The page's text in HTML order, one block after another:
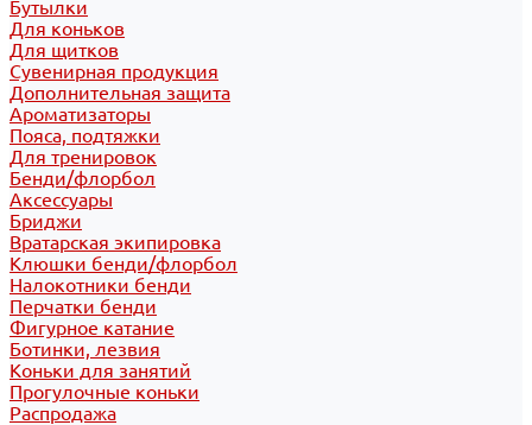
Бутылки
Для коньков
Для щитков
Сувенирная продукция
Дополнительная защита
Ароматизаторы
Пояса, подтяжки
Для тренировок
Бенди/флорбол
Аксессуары
Бриджи
Вратарская экипировка
Клюшки бенди/флорбол
Налокотники бенди
Перчатки бенди
Фигурное катание
Ботинки, лезвия
Коньки для занятий
Прогулочные коньки
Распродажа